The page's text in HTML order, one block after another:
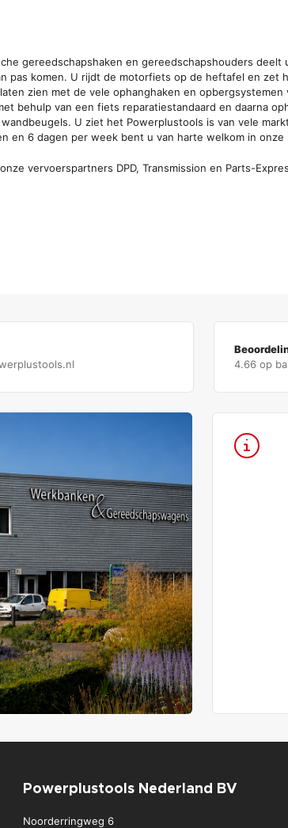
gereedschapshaken en gereedschapshouders
komen. U rijdt de motorfiets op de heftafel en zet
zien met de vele ophanghaken en opbergsystemen
van een fiets reparatiestandaard en daarna
U ziet het Powerplustools is van vele
6 dagen per week bent u van harte welkom in onze
vervoerspartners DPD, Transmission en Parts-
4.66 op
Powerplustools Nederland BV
Noorderringweg 6